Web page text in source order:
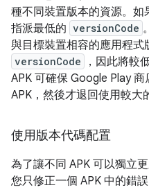
種不同裝置版本的資源。如
指派最低的 versionCode
與目標裝置相容的應用程式
versionCode ，因此將較
APK 可確保 Google Play
APK，然後才退回使用較大
使用版本代碼配置
為了讓不同 APK 可以獨立
您只修正一個 APK 中的錯